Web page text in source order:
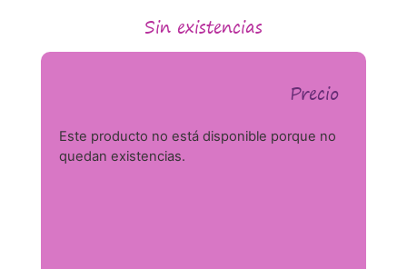
Sin existencias
Precio
Este producto no está disponible porque no
quedan existencias.